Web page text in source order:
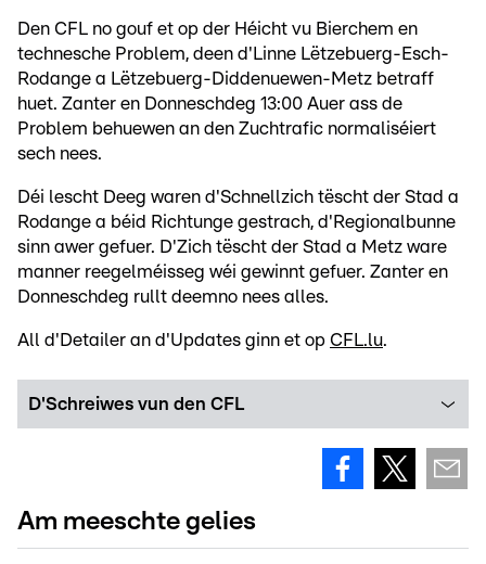
Den CFL no gouf et op der Héicht vu Bierchem en
technesche Problem, deen d'Linne Lëtzebuerg-Esch-
Rodange a Lëtzebuerg-Diddenuewen-Metz betraff
huet. Zanter en Donneschdeg 13:00 Auer ass de
Problem behuewen an den Zuchtrafic normaliséiert
sech nees.
Déi lescht Deeg waren d'Schnellzich tëscht der Stad a
Rodange a béid Richtunge gestrach, d'Regionalbunne
sinn awer gefuer. D'Zich tëscht der Stad a Metz ware
manner reegelméisseg wéi gewinnt gefuer. Zanter en
Donneschdeg rullt deemno nees alles.
All d'Detailer an d'Updates ginn et op CFL.lu.
D'Schreiwes vun den CFL
Am meeschte gelies